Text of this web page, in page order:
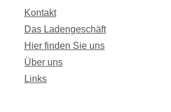
Kontakt
Das Ladengeschäft
Hier finden Sie uns
Über uns
Links